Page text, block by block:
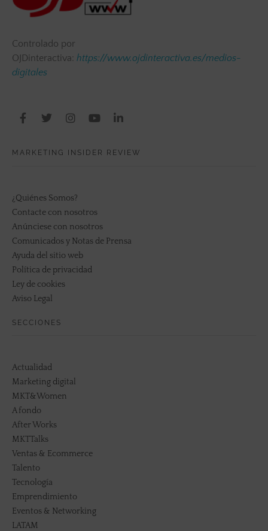
Controlado por
OJDinteractiva: https://www.ojdinteractiva.es/medios-
digitales
MARKETING INSIDER REVIEW
¿Quiénes Somos?
Contacte con nosotros
Anúnciese con nosotros
Comunicados y Notas de Prensa
Ayuda del sitio web
Política de privacidad
Ley de cookies
Aviso Legal
SECCIONES
Actualidad
Marketing digital
MKT&Women
A fondo
After Works
MKTTalks
Ventas & Ecommerce
Talento
Tecnología
Emprendimiento
Eventos & Networking
LATAM